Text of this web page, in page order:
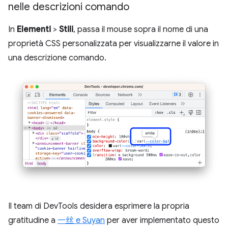
nelle descrizioni comando
In Elementi > Stili, passa il mouse sopra il nome di una
proprietà CSS personalizzata per visualizzarne il valore in
una descrizione comando.
Il team di DevTools desidera esprimere la propria
gratitudine a 一丝 e Suyan per aver implementato questo